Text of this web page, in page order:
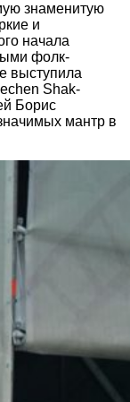
знаменитую
и
начала
фолк-
выступила
Shak-
Борис
мантр в